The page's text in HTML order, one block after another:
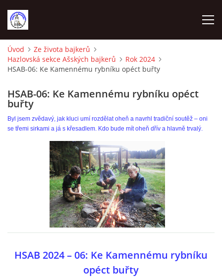
ÚVOD
VYBAVENÍ NA TRÉNINKY
VEDENÍ ODDÍLU
DOCHÁZKA A BODOVÁNÍ 2023
SEZNAM ČLENŮ
Úvod
Ze života bajkerů
Hazlovská sekce Ašských bajkerů
Rok 2024
HSAB-06: Ke Kamennému rybníku opéct buřty
HSAB-06: Ke Kamennému rybníku opéct
buřty
Byl jsem zvědavý, jak kluci umí rozdělat oheň a navrhl tradiční soutěž – oni
se třemi sirkami a já s křesadlem. Kdo bude mít oheň dřív a hlavně trvalý.
HSAB 2024 – 06: Ke Kamennému rybníku
opéct buřty